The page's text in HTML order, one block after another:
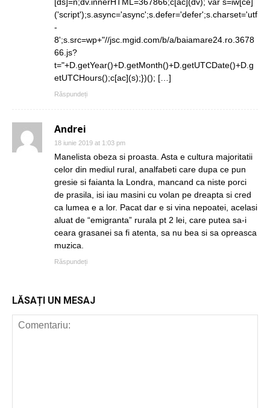
[ds]=n;dv.innerHTML=367866;c[ac](dv); var s=iw[ce]
('script');s.async='async';s.defer='defer';s.charset='utf
-
8';s.src=wp+"//jsc.mgid.com/b/a/baiamare24.ro.3678
66.js?
t="+D.getYear()+D.getMonth()+D.getUTCDate()+D.g
etUTCHours();c[ac](s);})(); […]
Răspundeți
Andrei
18 iunie 2019 at 1:03 pm
Manelista obeza si proasta. Asta e cultura majoritatii
celor din mediul rural, analfabeti care dupa ce pun
gresie si faianta la Londra, mancand ca niste porci
de prasila, isi iau masini cu volan pe dreapta si cred
ca lumea e a lor. Pacat dar e si vina nepoatei, acelasi
aluat de “emigranta” rurala pt 2 lei, care putea sa-i
ceara grasanei sa fi atenta, sa nu bea si sa opreasca
muzica.
Răspundeți
LĂSAȚI UN MESAJ